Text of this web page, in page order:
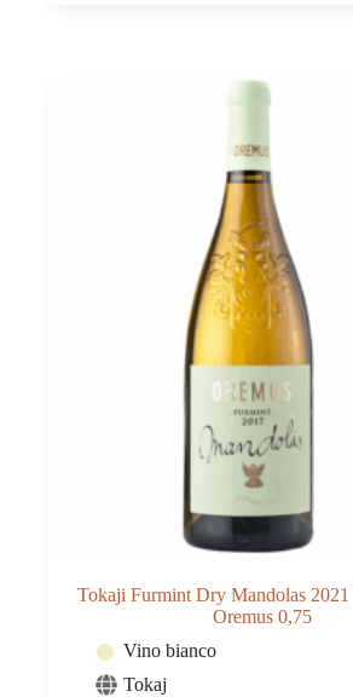
Tokaji Furmint Dry Mandolas
Oremus 0,75
Vino bianco
Tokaj